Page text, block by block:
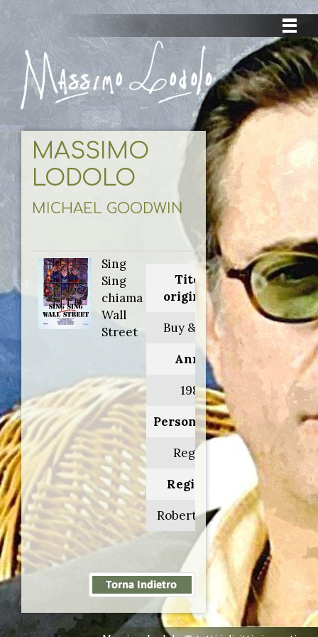
MASSIMO
LODOLO
MICHAEL GOODWIN
Sing
Sing
chiama
Wall
Street
Titolo
originale:
Buy & Cell
Anno:
1987
Personaggio:
Reggie
Regia di:
Robert Boris